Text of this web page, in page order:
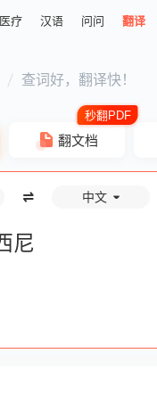
医疗 汉语 问问 翻译
查词好，翻译快！
翻文档
中文